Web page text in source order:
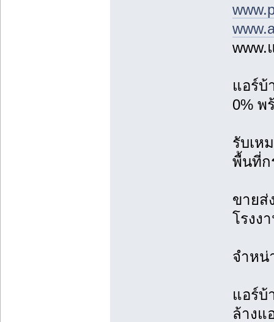
www.
แอร์บ้
0% พ
รับเห
พื้นที่ก
ขายส่
โรงง
จำหน่
แอร์บ้
ล้างแ